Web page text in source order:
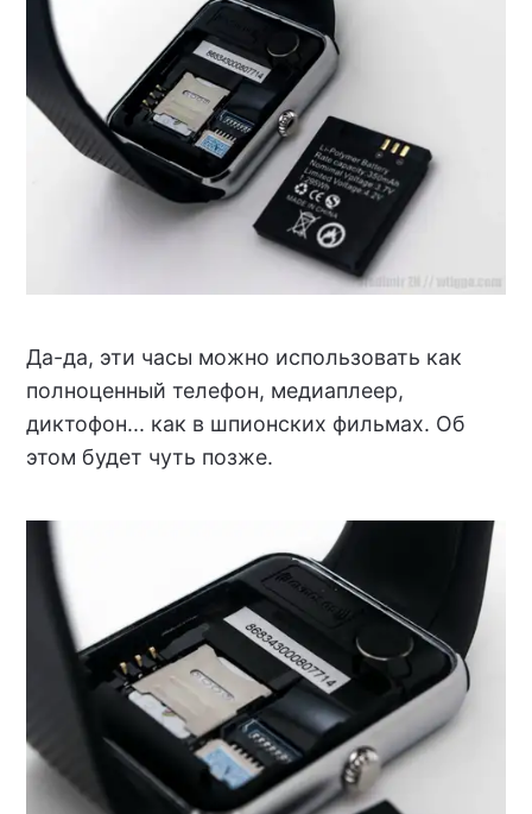
Да-да, эти часы можно использовать как
полноценный телефон, медиаплеер,
диктофон... как в шпионских фильмах. Об
этом будет чуть позже.